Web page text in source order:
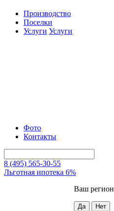
Производство
Поселки
Услуги Услуги
Фото
Контакты
8 (495) 565-30-55
Льготная ипотека 6%
Ваш регион